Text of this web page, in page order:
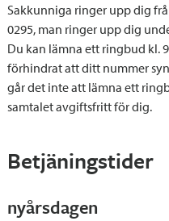
Sakkunniga ringer upp dig
0295, man ringer upp dig
Du kan lämna ett ringbud kl.
förhindrat att ditt nummer
går det inte att lämna ett
samtalet avgiftsfritt för dig.
Betjäningstider
nyårsdagen